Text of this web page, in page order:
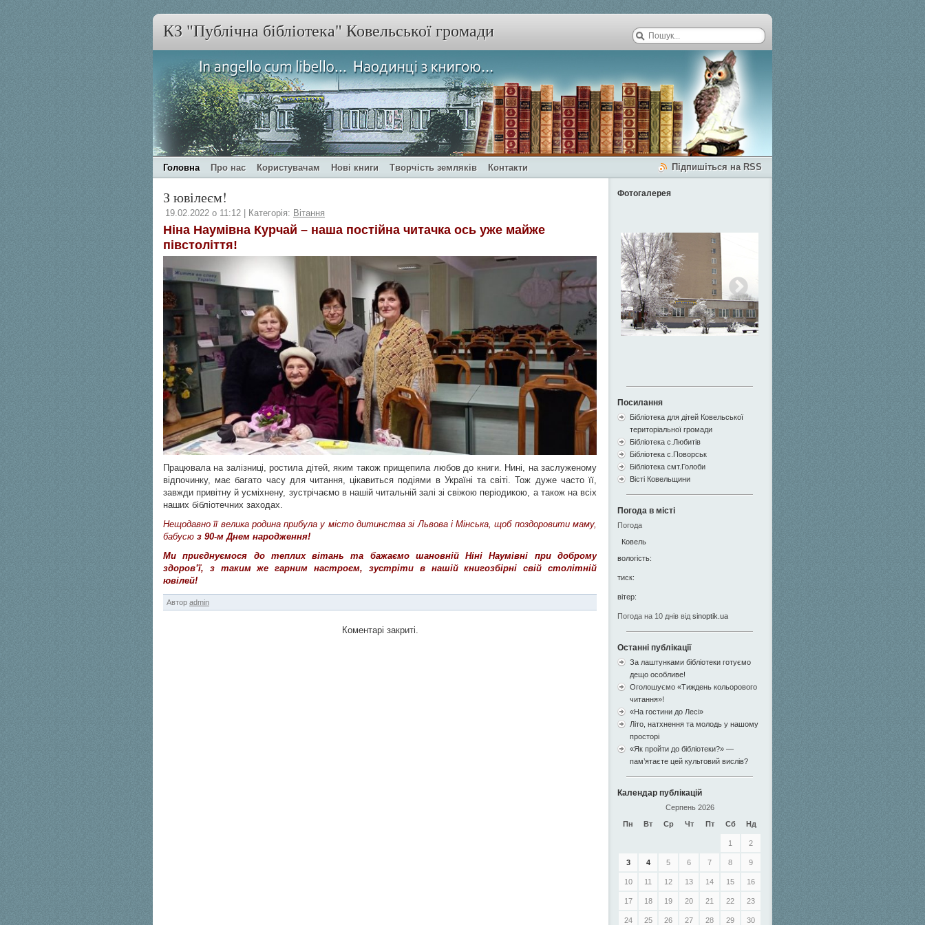
КЗ "Публічна бібліотека" Ковельської громади
Головна Про нас Користувачам Нові книги Творчість земляків Контакти Підпишіться на RSS
З ювілеєм!
19.02.2022 о 11:12 | Категорія: Вітання
Ніна Наумівна Курчай – наша постійна читачка ось уже майже
півстоліття!
Працювала на залізниці, ростила дітей, яким також прищепила любов до книги. Нині, на заслуженому
відпочинку, має багато часу для читання, цікавиться подіями в Україні та світі. Тож дуже часто її,
завжди привітну й усміхнену, зустрічаємо в нашій читальній залі зі свіжою періодикою, а також на всіх
наших бібліотечних заходах.
Нещодавно її велика родина прибула у місто дитинства зі Львова і Мінська, щоб поздоровити маму,
бабусю з 90-м Днем народження!
Ми приєднуємося до теплих вітань та бажаємо шановній Ніні Наумівні при доброму
здоров’ї, з таким же гарним настроєм, зустріти в нашій книгозбірні свій столітній
ювілей!
Автор admin
Коментарі закриті.
Фотогалерея
Посилання
Бібліотека для дітей Ковельської
територіальної громади
Бібліотека с.Любитів
Бібліотека с.Поворськ
Бібліотека смт.Голоби
Вісті Ковельщини
Погода в місті
Погода
Ковель
вологість:
тиск:
вітер:
Погода на 10 днів від sinoptik.ua
Останні публікації
За лаштунками бібліотеки готуємо
дещо особливе!
Оголошуємо «Тиждень кольорового
читання»!
«На гостини до Лесі»
Літо, натхнення та молодь у нашому
просторі
«Як пройти до бібліотеки?» —
пам’ятаєте цей культовий вислів?
Календар публікацій
Серпень 2026
Пн
Вт Ср Чт Пт Сб Нд
1 2
3 4 5 6 7 8 9
10 11 12 13 14 15 16
17 18 19 20 21 22 23
24 25 26 27 28 29 30